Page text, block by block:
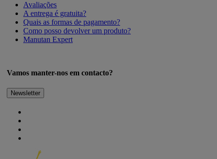
Avaliações
A entrega é gratuita?
Quais as formas de pagamento?
Como posso devolver um produto?
Manutan Expert
Vamos manter-nos em contacto?
Newsletter